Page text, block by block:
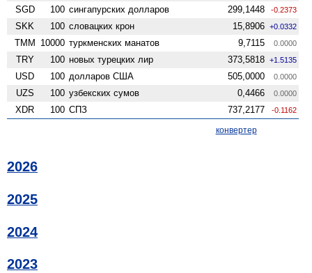
SGD 100 сингапурских долларов 299,1448 -0.2373
SKK 100 словацких крон 15,8906 +0.0332
TMM 10000 туркменских манатов 9,7115 0.0000
TRY 100 новых турецких лир 373,5818 +1.5135
USD 100 долларов США 505,0000 0.0000
UZS 100 узбекских сумов 0,4466 0.0000
XDR 100 СПЗ 737,2177 -0.1162
конвертер
2026
2025
2024
2023